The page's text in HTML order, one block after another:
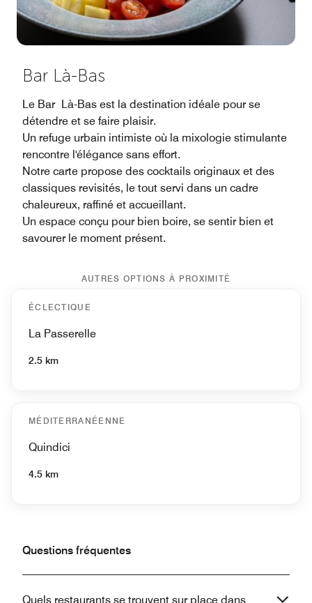
Bar Là-Bas
Le Bar Là-Bas est la destination idéale pour se
détendre et se faire plaisir.
Un refuge urbain intimiste où la mixologie stimulante
rencontre l'élégance sans effort.
Notre carte propose des cocktails originaux et des
classiques revisités, le tout servi dans un cadre
chaleureux, raffiné et accueillant.
Un espace conçu pour bien boire, se sentir bien et
savourer le moment présent.
AUTRES OPTIONS À PROXIMITÉ
ÉCLECTIQUE
La Passerelle
2.5 km
MÉDITERRANÉENNE
Quindici
4.5 km
Questions fréquentes
Quels restaurants se trouvent sur place dans